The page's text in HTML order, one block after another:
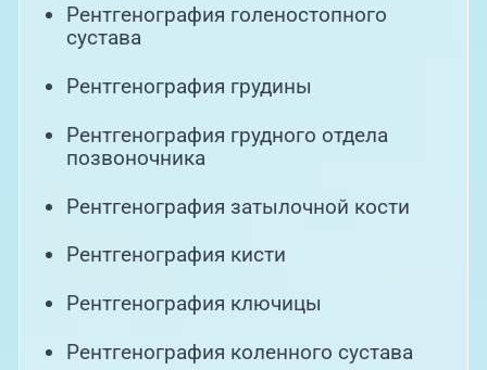
Рентгенография голеностопного
сустава
Рентгенография грудины
Рентгенография грудного отдела
позвоночника
Рентгенография затылочной кости
Рентгенография кисти
Рентгенография ключицы
Рентгенография коленного сустава